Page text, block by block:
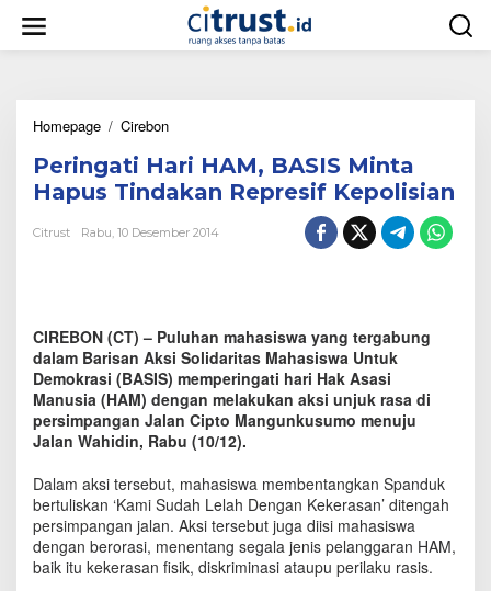
w
Homepage / Cirebon
r
i
n
g
a
r
i
H
A
M
,
A
S
S
M
i
Peringati Hari HAM, BASIS Minta
Hapus Tindakan Represif Kepolisian
Citrust Rabu, 10 Desember 2014
CIREBON (CT) – Puluhan mahasiswa yang tergabung
dalam Barisan Aksi Solidaritas Mahasiswa Untuk
Demokrasi (BASIS) memperingati hari Hak Asasi
Manusia (HAM) dengan melakukan aksi unjuk rasa di
persimpangan Jalan Cipto Mangunkusumo menuju
Jalan Wahidin, Rabu (10/12).
Dalam aksi tersebut, mahasiswa membentangkan Spanduk
bertuliskan ‘Kami Sudah Lelah Dengan Kekerasan’ ditengah
persimpangan jalan. Aksi tersebut juga diisi mahasiswa
dengan berorasi, menentang segala jenis pelanggaran HAM,
baik itu kekerasan fisik, diskriminasi ataupu perilaku rasis.